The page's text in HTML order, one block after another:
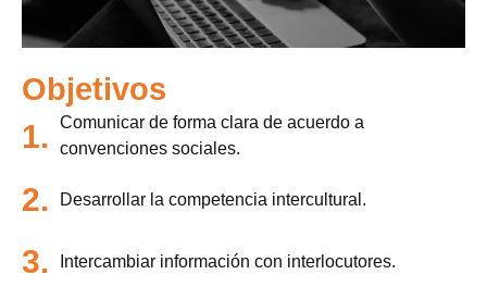
Objetivos
1.
Comunicar de forma clara de acuerdo a
convenciones sociales.
2. Desarrollar la competencia intercultural.
3. Intercambiar información con interlocutores.